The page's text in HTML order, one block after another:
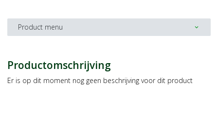
Product menu expand_more
Productomschrijving
Er is op dit moment nog geen beschrijving voor dit product